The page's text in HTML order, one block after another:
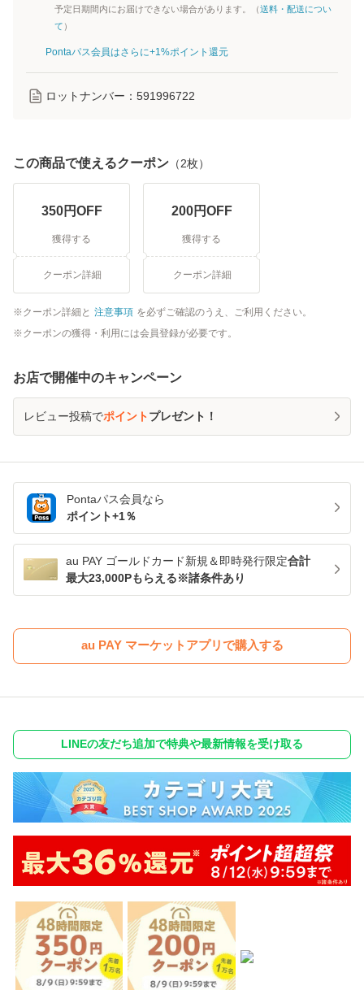
予定日期間内にお届けできない場合があります。（送料・配送につい
て ）
Pontaパス会員はさらに+1%ポイント還元
ロットナンバー： 591996722
この商品で使えるクーポン （2枚）
350円OFF
獲得する
クーポン詳細
200円OFF
獲得する
クーポン詳細
クーポン詳細と 注意事項 を必ずご確認のうえ、ご利用ください。
クーポンの獲得・利用には会員登録が必要です。
お店で開催中のキャンペーン
レビュー投稿でポイントプレゼント！
Pontaパス会員なら
ポイント+1％
au PAY ゴールドカード新規＆即時発行限定合計
最大23,000Pもらえる※諸条件あり
au PAY マーケットアプリで購入する
LINEの友だち追加で特典や最新情報を受け取る